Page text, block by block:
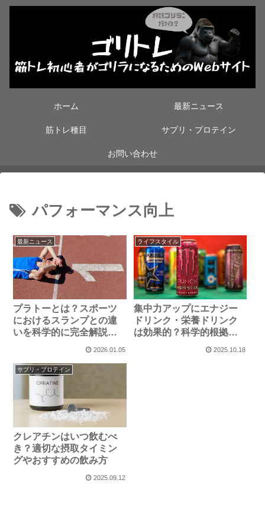
ホーム 最新ニュース
筋トレ種目 サプリ・プロテイン
お問い合わせ
パフォーマンス向上
最新ニュース
プラトーとは？スポーツ
におけるスランプとの違
いを科学的に完全解説〜
2026.01.05
ライフスタイル
集中力アップにエナジー
ドリンク・栄養ドリンク
は効果的？科学的根拠と
2025.10.18
サプリ・プロテイン
クレアチンはいつ飲むべ
き？適切な摂取タイミン
グやおすすめの飲み方
2025.09.12